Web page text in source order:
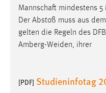
Mannschaft mindestens
Der Abstoß muss aus dem
gelten die Regeln des
Amberg-Weiden, ihrer
[PDF] Studieninfotag
STATISTIK
unsere Besucher